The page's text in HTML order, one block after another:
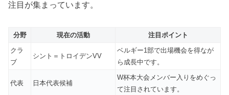
注目が集まっています。
分野 現在の活動
注目ポイント
クラ
ブ
シント＝トロイデンVV
ベルギー1部で出場機会を得なが
ら成長中です。
代表 日本代表候補
W杯本大会メンバー入りをめぐっ
て注目されています。